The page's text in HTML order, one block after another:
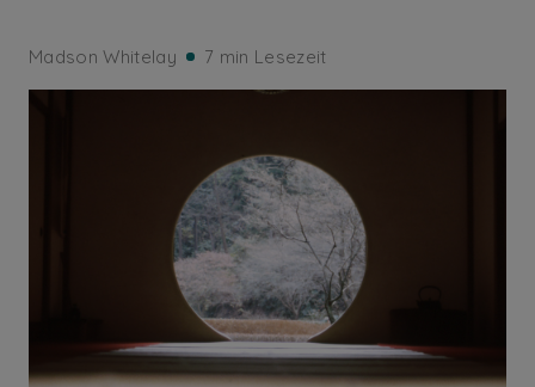
Madson Whitelay 7 min Lesezeit